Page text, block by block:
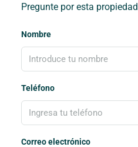
Pregunte por esta propiedad
Nombre
Teléfono
Correo electrónico